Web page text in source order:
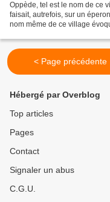
Oppède, tel est le nom de ce
faisait, autrefois, sur un
nom même de ce village
< Page précédente
Hébergé par Overblog
Top articles
Pages
Contact
Signaler un abus
C.G.U.